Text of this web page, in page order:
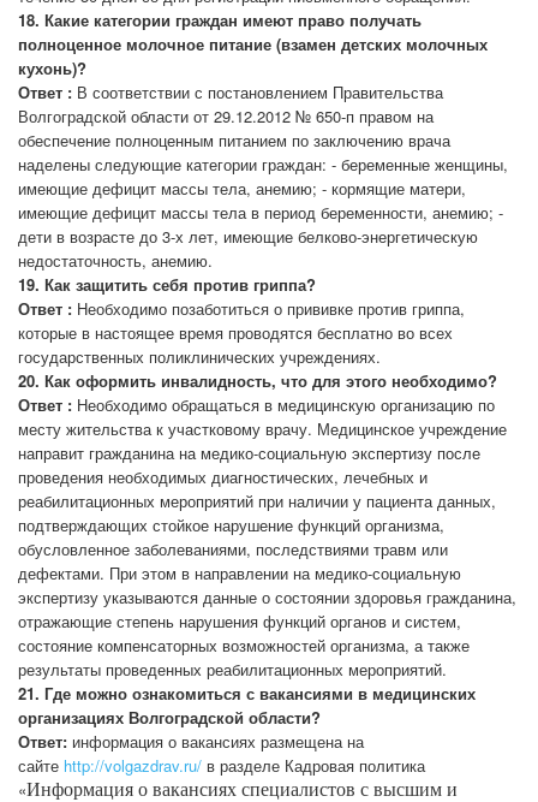
18. Какие категории граждан имеют право получать
полноценное молочное питание (взамен детских молочных
кухонь)?
Ответ : В соответствии с постановлением Правительства
Волгоградской области от 29.12.2012 № 650-п правом на
обеспечение полноценным питанием по заключению врача
наделены следующие категории граждан: - беременные женщины,
имеющие дефицит массы тела, анемию; - кормящие матери,
имеющие дефицит массы тела в период беременности, анемию; -
дети в возрасте до 3-х лет, имеющие белково-энергетическую
недостаточность, анемию.
19. Как защитить себя против гриппа?
Ответ : Необходимо позаботиться о прививке против гриппа,
которые в настоящее время проводятся бесплатно во всех
государственных поликлинических учреждениях.
20. Как оформить инвалидность, что для этого необходимо?
Ответ : Необходимо обращаться в медицинскую организацию по
месту жительства к участковому врачу. Медицинское учреждение
направит гражданина на медико-социальную экспертизу после
проведения необходимых диагностических, лечебных и
реабилитационных мероприятий при наличии у пациента данных,
подтверждающих стойкое нарушение функций организма,
обусловленное заболеваниями, последствиями травм или
дефектами. При этом в направлении на медико-социальную
экспертизу указываются данные о состоянии здоровья гражданина,
отражающие степень нарушения функций органов и систем,
состояние компенсаторных возможностей организма, а также
результаты проведенных реабилитационных мероприятий.
21. Где можно ознакомиться с вакансиями в медицинских
организациях Волгоградской области?
Ответ: информация о вакансиях размещена на
сайте http://volgazdrav.ru/ в разделе Кадровая политика
«Информация о вакансиях специалистов с высшим и